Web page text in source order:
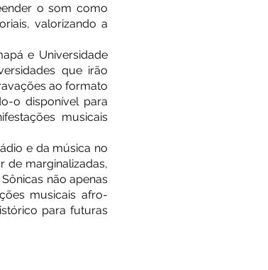
o som como
valorizando a
e Universidade
que irão
ao formato
o disponível para
musicais
e da música no
de marginalizadas,
não apenas
musicais afro-
para futuras